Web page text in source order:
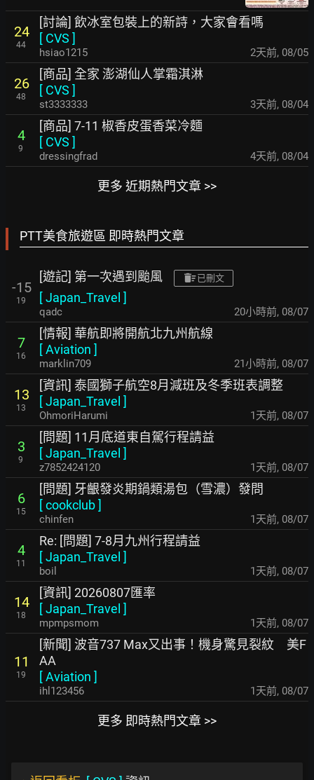
24
44
[討論] 飲冰室包裝上的新詩，大家會看嗎
[ CVS ]
hsiao1215 2天前, 08/05
26
48
[商品] 全家 澎湖仙人掌霜淇淋
[ CVS ]
st3333333 3天前, 08/04
4
9
[商品] 7-11 椒香皮蛋香菜冷麵
[ CVS ]
dressingfrad 4天前, 08/04
更多 近期熱門文章 >>
PTT美食旅遊區 即時熱門文章
-15
19
[遊記] 第一次遇到颱風 已刪文
[Japan_Travel ]
qadc 20小時前, 08/07
7
16
[情報] 華航即將開航北九州航線
[Aviation ]
marklin709 21小時前, 08/07
13
13
[資訊] 泰國獅子航空8月減班及冬季班表調整
[Japan_Travel ]
OhmoriHarumi 1天前, 08/07
3
9
[問題] 11月底道東自駕行程請益
[Japan_Travel ]
z7852424120 1天前, 08/07
6
15
[問題] 牙齦發炎期鍋類湯包（雪濃）發問
[cookclub]
chinfen 1天前, 08/07
4
11
Re: [問題] 7-8月九州行程請益
[Japan_Travel ]
boil 1天前, 08/07
14
18
[資訊] 20260807匯率
[Japan_Travel ]
mpmpsmom 1天前, 08/07
11
19
[新聞] 波音737 Max又出事！機身驚見裂紋 美F
AA
[Aviation ]
ihl123456 1天前, 08/07
更多 即時熱門文章 >>